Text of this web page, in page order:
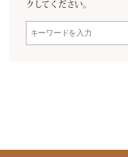
クしてください。